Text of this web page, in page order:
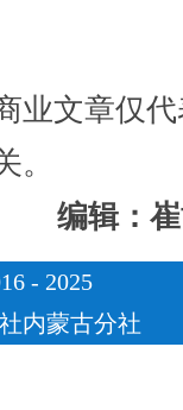
文章仅代
。
编辑：
- 2025
内蒙古分社